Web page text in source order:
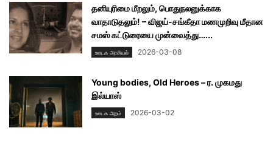
தனியுரிமை மீறலும், பொதுநலனுக்காக
வாதாடுதலும்! – விஜய்-சங்கீதா மணமுறிவு மீதான
சமஸ் கட்டுரையை முன்வைத்து…...
ஊடக அரசியல் 2026-03-08
Young bodies, Old Heroes – ர. முகமது
இல்யாஸ்
ஊடக அறம் 2026-03-02